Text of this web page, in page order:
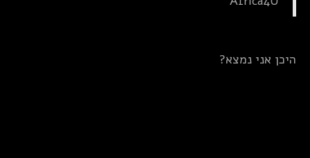
היכן אני נמצא?